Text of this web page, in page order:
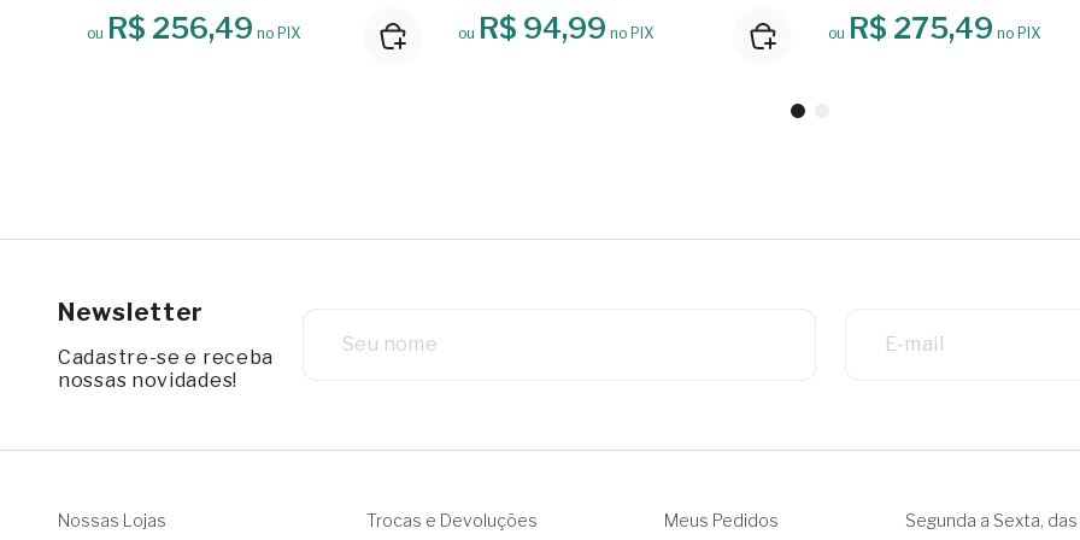
ou R$ 256,49 no PIX ou R$ 94,99 no PIX ou R$ 275,49 no PIX
Newsletter
Cadastre-se e receba
nossas novidades!
Nossas Lojas Trocas e Devoluções Meus Pedidos Segunda a Sexta, das